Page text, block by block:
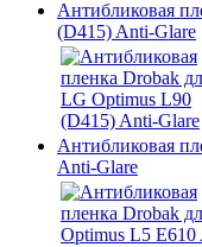
Антибликовая
(D415) Anti-Glare
Антибликовая
Anti-Glare